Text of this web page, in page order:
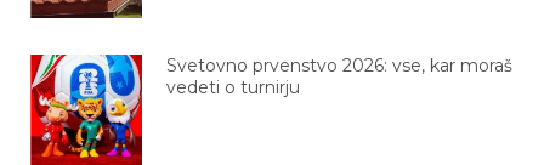
Svetovno prvenstvo 2026: vse, kar moraš
vedeti o turnirju